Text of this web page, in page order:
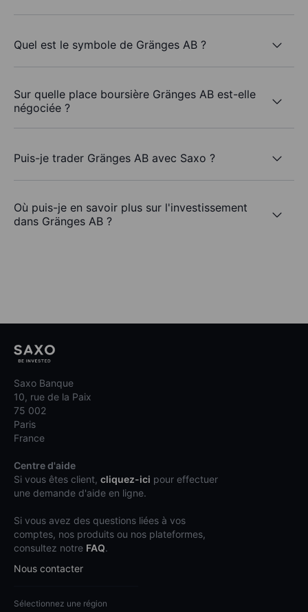
Quel est le symbole de Gränges AB ?
Sur quelle place boursière Gränges AB est-elle
négociée ?
Puis-je trader Gränges AB avec Saxo ?
Où puis-je en savoir plus sur l'investissement
dans Gränges AB ?
Saxo Banque
10, rue de la Paix
75 002
Paris
France
Centre d'aide
Si vous êtes client, cliquez-ici pour effectuer
une demande d'aide en ligne.
Si vous avez des questions liées à vos
comptes, nos produits ou nos plateformes,
consultez notre FAQ.
Nous contacter
Sélectionnez une région